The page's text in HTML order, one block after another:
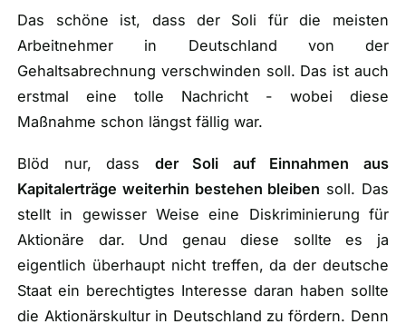
Das schöne ist, dass der Soli für die meisten
Arbeitnehmer in Deutschland von der
Gehaltsabrechnung verschwinden soll. Das ist auch
erstmal eine tolle Nachricht - wobei diese
Maßnahme schon längst fällig war.
Blöd nur, dass der Soli auf Einnahmen aus
Kapitalerträge weiterhin bestehen bleiben soll. Das
stellt in gewisser Weise eine Diskriminierung für
Aktionäre dar. Und genau diese sollte es ja
eigentlich überhaupt nicht treffen, da der deutsche
Staat ein berechtigtes Interesse daran haben sollte
die Aktionärskultur in Deutschland zu fördern. Denn